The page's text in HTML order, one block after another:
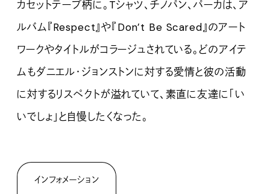
カセットテープ柄に。Tシャツ、チノパン、パーカは、ア
ルバム『Respect』や『Don’t Be Scared』のアート
ワークやタイトルがコラージュされている。どのアイテ
ムもダニエル・ジョンストンに対する愛情と彼の活動
に対するリスペクトが溢れていて、素直に友達に「い
いでしょ」と自慢したくなった。
インフォメーション